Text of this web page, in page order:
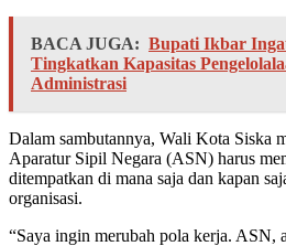
BACA JUGA: Bupati Ikbar
Tingkatkan Kapasitas
Administrasi
Dalam sambutannya, Wali Kota Siska
Aparatur Sipil Negara (ASN) harus
ditempatkan di mana saja dan kapan
organisasi.
“Saya ingin merubah pola kerja. ASN,